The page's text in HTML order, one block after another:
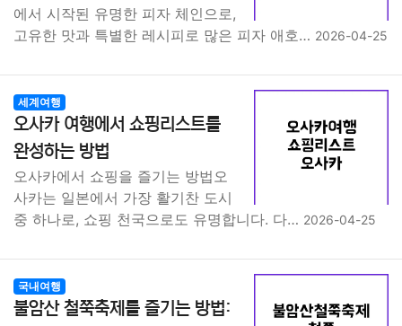
에서 시작된 유명한 피자 체인으로,
고유한 맛과 특별한 레시피로 많은 피자 애호… 2026-04-25
세계여행
오사카 여행에서 쇼핑리스트를
완성하는 방법
오사카에서 쇼핑을 즐기는 방법오
사카는 일본에서 가장 활기찬 도시
중 하나로, 쇼핑 천국으로도 유명합니다. 다… 2026-04-25
국내여행
불암산 철쭉축제를 즐기는 방법: